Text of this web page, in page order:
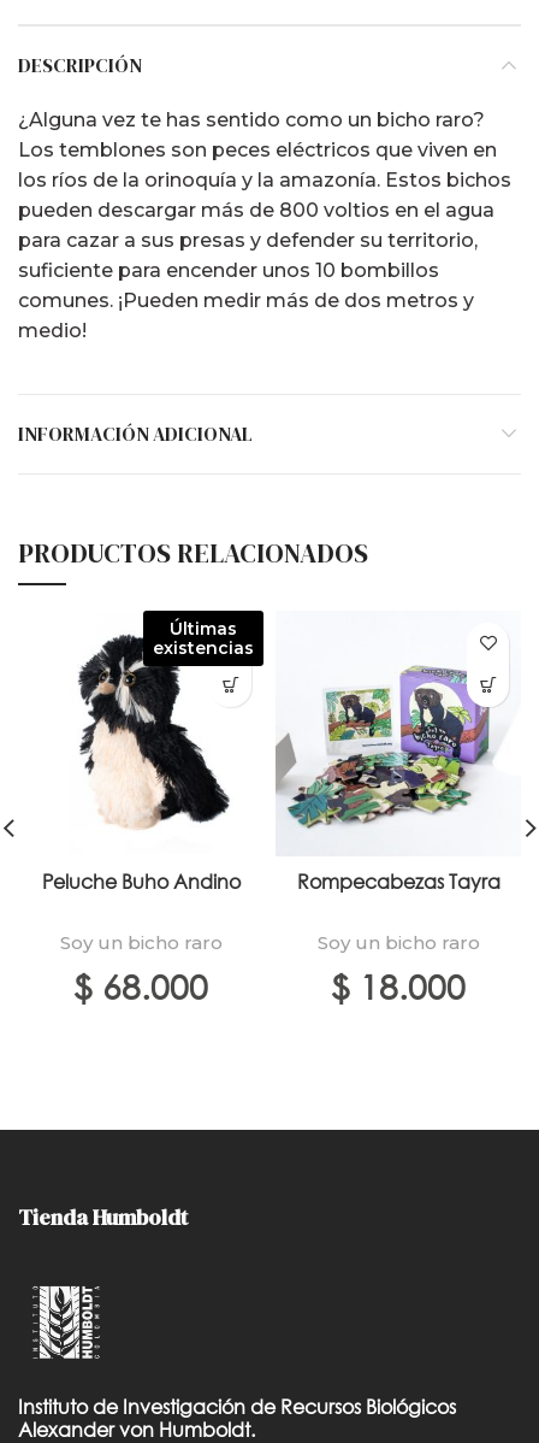
DESCRIPCIÓN
¿Alguna vez te has sentido como un bicho raro?
Los temblones son peces eléctricos que viven en
los ríos de la orinoquía y la amazonía. Estos bichos
pueden descargar más de 800 voltios en el agua
para cazar a sus presas y defender su territorio,
suficiente para encender unos 10 bombillos
comunes. ¡Pueden medir más de dos metros y
medio!
INFORMACIÓN ADICIONAL
PRODUCTOS RELACIONADOS
Últimas
existencias
Peluche Buho Andino
Soy un bicho raro
$ 68.000
Rompecabezas Tayra
Soy un bicho raro
$ 18.000
Tienda Humboldt
Instituto de Investigación de Recursos Biológicos
Alexander von Humboldt.